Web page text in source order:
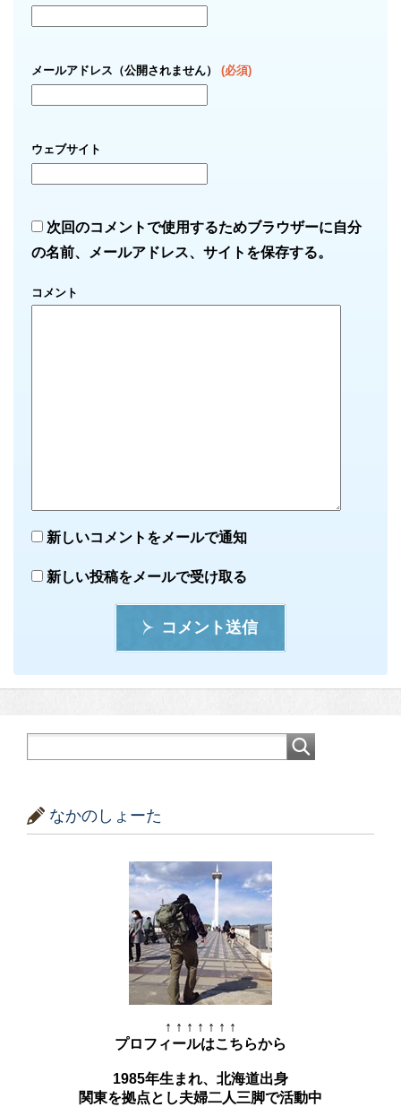
メールアドレス（公開されません） (必須)
ウェブサイト
次回のコメントで使用するためブラウザーに自分
の名前、メールアドレス、サイトを保存する。
コメント
新しいコメントをメールで通知
新しい投稿をメールで受け取る
コメント送信
なかのしょーた
↑ ↑ ↑ ↑ ↑ ↑ ↑
プロフィールはこちらから
1985年生まれ、北海道出身
関東を拠点とし夫婦二人三脚で活動中